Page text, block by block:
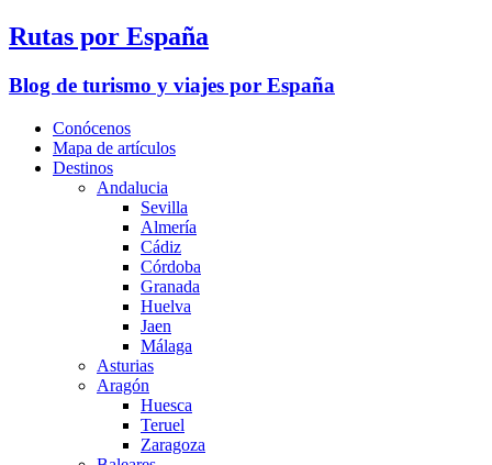
Rutas por España
Blog de turismo y viajes por España
Conócenos
Mapa de artículos
Destinos
Andalucia
Sevilla
Almería
Cádiz
Córdoba
Granada
Huelva
Jaen
Málaga
Asturias
Aragón
Huesca
Teruel
Zaragoza